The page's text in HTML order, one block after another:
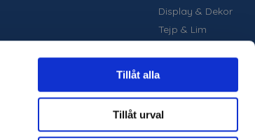
Tillåt alla
Tillåt urval
Display & Dekor
Tejp & Lim